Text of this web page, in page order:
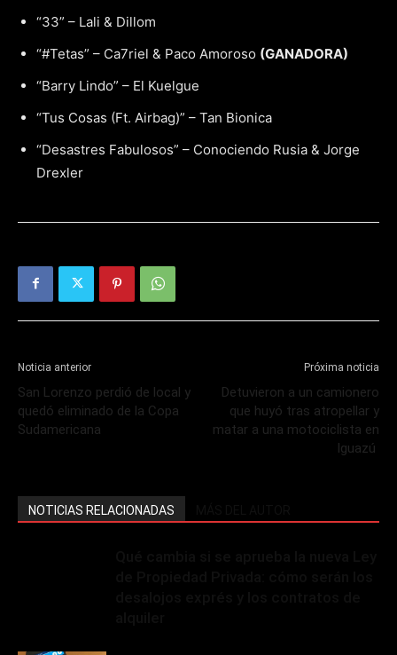
“33” – Lali & Dillom
“#Tetas” – Ca7riel & Paco Amoroso (GANADORA)
“Barry Lindo” – El Kuelgue
“Tus Cosas (Ft. Airbag)” – Tan Bionica
“Desastres Fabulosos” – Conociendo Rusia & Jorge
Drexler
Noticia anterior
San Lorenzo perdió de local y
quedó eliminado de la Copa
Sudamericana
Próxima noticia
Detuvieron a un camionero
que huyó tras atropellar y
matar a una motociclista en
Iguazú
NOTICIAS RELACIONADAS